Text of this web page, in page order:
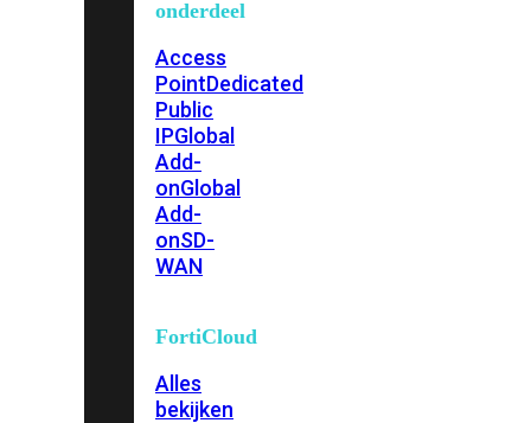
onderdeel
Access
PointDedicated
Public
IPGlobal
Add-
onGlobal
Add-
onSD-
WAN
FortiCloud
Alles
bekijken